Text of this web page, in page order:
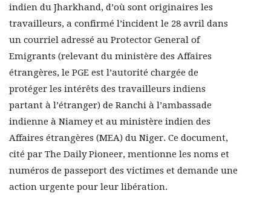
indien du Jharkhand, d’où sont originaires les
travailleurs, a confirmé l’incident le 28 avril dans
un courriel adressé au Protector General of
Emigrants (relevant du ministère des Affaires
étrangères, le PGE est l’autorité chargée de
protéger les intérêts des travailleurs indiens
partant à l’étranger) de Ranchi à l’ambassade
indienne à Niamey et au ministère indien des
Affaires étrangères (MEA) du Niger. Ce document,
cité par The Daily Pioneer, mentionne les noms et
numéros de passeport des victimes et demande une
action urgente pour leur libération.